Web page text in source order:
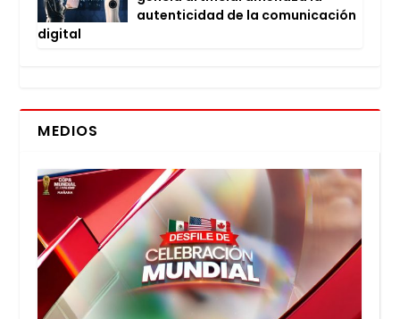
auten­ti­ci­dad de la comu­ni­ca­ción
digi­tal
MEDIOS